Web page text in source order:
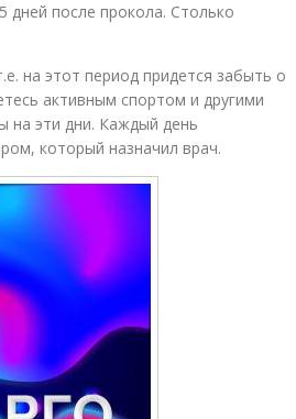
дней после прокола. Столько
на этот период придется забыть о
активным спортом и другими
на эти дни. Каждый день
который назначил врач.